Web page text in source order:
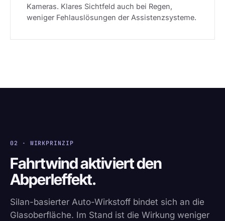
Kameras. Klares Sichtfeld auch bei Regen,
weniger Fehlauslösungen der Assistenzsysteme.
02 · WIRKPRINZIP
Fahrtwind aktiviert den
Abperleffekt.
Silan-basierter Auto-Wirkstoff bindet sich an die
Glasoberfläche. Im Stand ist die Wirkung weniger